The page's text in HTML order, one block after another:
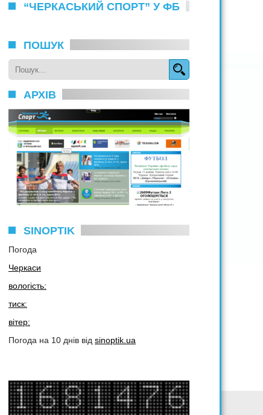
“ЧЕРКАСЬКИЙ СПОРТ” У ФБ
ПОШУК
АРХІВ
SINOPTIK
Погода
Черкаси
вологість:
тиск:
вітер:
Погода на 10 днів від sinoptik.ua